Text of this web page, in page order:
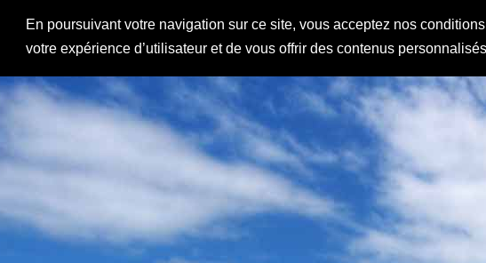
En poursuivant votre navigation sur ce site, vous acceptez nos
votre expérience d’utilisateur et de vous offrir des contenus